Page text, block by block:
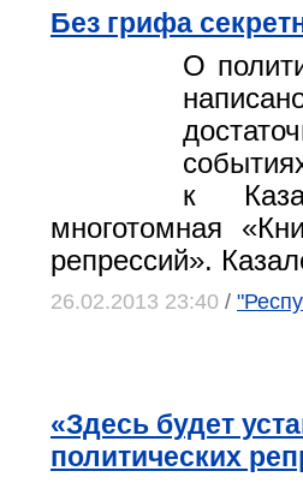
Без грифа
О
к
многотомная
репрессий».
26.02.2013 23:40 /
«Здесь будет
политических